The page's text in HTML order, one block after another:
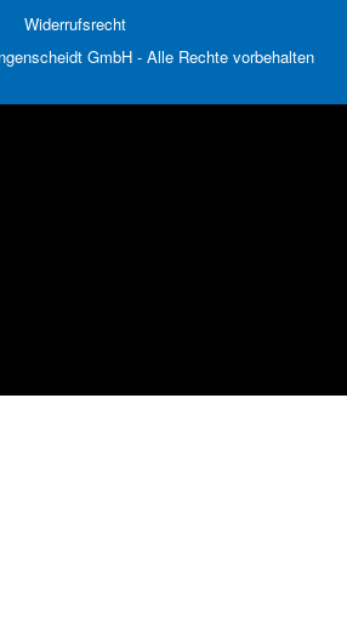
Widerrufsrecht
GmbH - Alle Rechte vorbehalten